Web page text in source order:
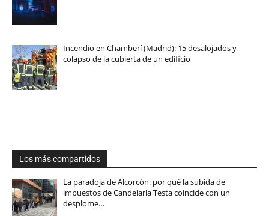
Incendio en Chamberí (Madrid): 15 desalojados y
colapso de la cubierta de un edificio
Los más compartidos
La paradoja de Alcorcón: por qué la subida de
impuestos de Candelaria Testa coincide con un
desplome…